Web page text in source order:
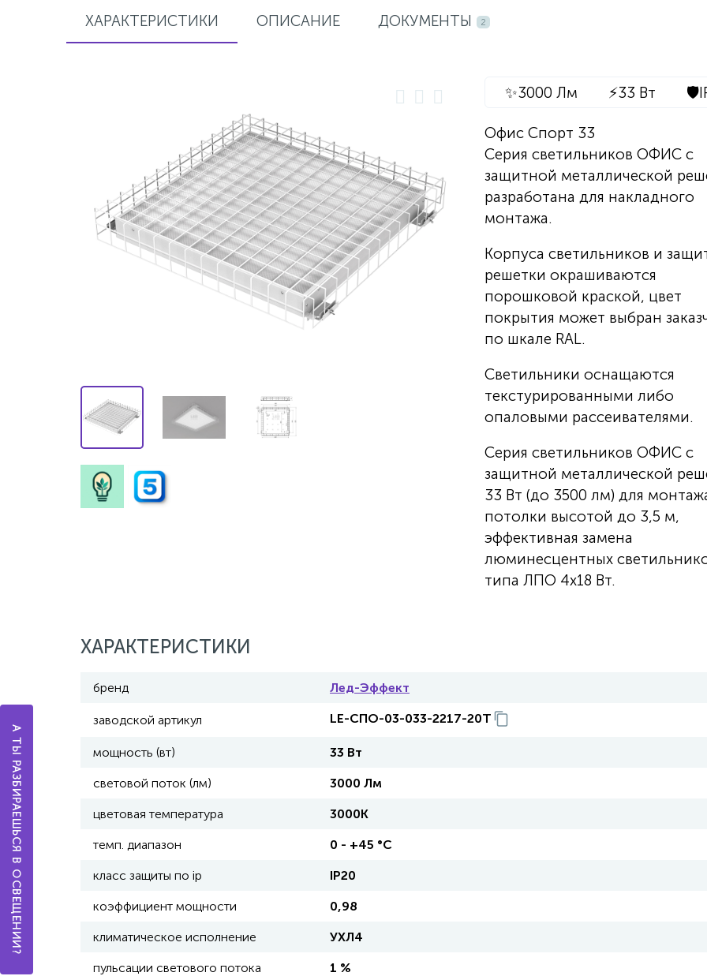
ХАРАКТЕРИСТИКИ ОПИСАНИЕ ДОКУМЕНТЫ 2
✨3000 Лм ⚡33 Вт 🛡️
Офис Спорт 33
Серия светильников ОФИС с
защитной металлической
разработана для накладного
монтажа.
Корпуса светильников и
решетки окрашиваются
порошковой краской, цвет
покрытия может выбран
по шкале RAL.
Светильники оснащаются
текстурированными либо
опаловыми рассеивателями.
Серия светильников ОФИС с
защитной металлической
33 Вт (до 3500 лм) для
потолки высотой до 3,5 м,
эффективная замена
люминесцентных
типа ЛПО 4х18 Вт.
ХАРАКТЕРИСТИКИ
бренд Лед-Эффект
заводской артикул LE-СПО-03-033-2217-20Т
мощность (вт) 33 Вт
световой поток (лм) 3000 Лм
цветовая температура 3000К
темп. диапазон 0 - +45 °С
класс защиты по ip IP20
коэффициент мощности 0,98
климатическое исполнение УХЛ4
пульсации светового потока 1 %
А ТЫ РАЗБИРАЕШЬСЯ В ОСВЕЩЕНИИ?